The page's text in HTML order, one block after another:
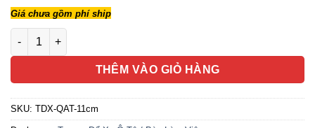
Giá chưa gồm phí ship
Tượng Ngài Quan Âm Ngồi, Chất Liệu Nhựa Trắng, Cao
THÊM VÀO GIỎ HÀNG
SKU: TDX-QAT-11cm